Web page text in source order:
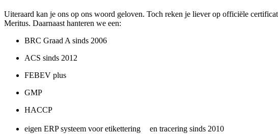
Uiteraard kan je ons op ons woord geloven. Toch reken je liever op officiële
Meritus. Daarnaast hanteren we een:
BRC Graad A sinds 2006
ACS sinds 2012
FEBEV plus
GMP
HACCP
eigen ERP systeem voor etikettering en tracering sinds 2010